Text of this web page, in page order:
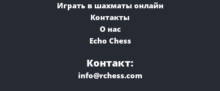
Играть в шахматы онлайн
Контакты
О нас
Echo Chess
Контакт:
info@rchess.com